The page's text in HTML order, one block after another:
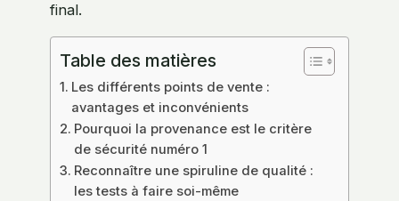
final.
Table des matières
Les différents points de vente :
avantages et inconvénients
Pourquoi la provenance est le critère
de sécurité numéro 1
Reconnaître une spiruline de qualité :
les tests à faire soi-même